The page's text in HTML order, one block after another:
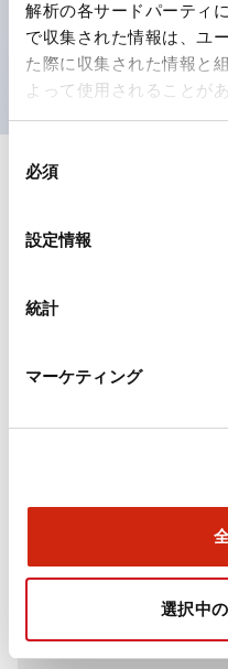
解析の各サードパーティ
で収集された情報は、ユ
た際に収集された情報と
よって使用されることが
必須
設定情報
統計
マーケティング
選択中
ISO 3864-4安全色に対
現がより明確・鮮明で
仕様
形状仕様
電気的仕様(照光部定格)
ドキュメントとファ